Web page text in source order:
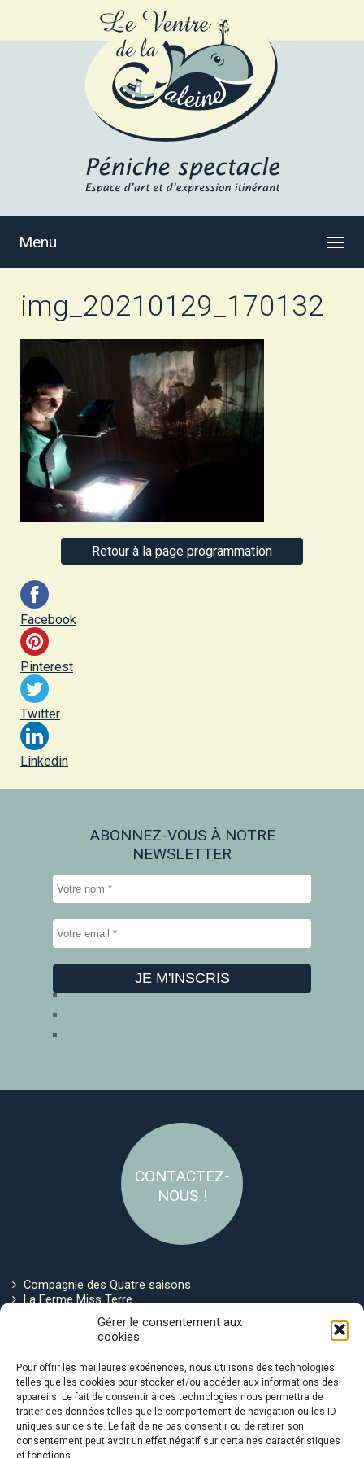
Gérer le consentement aux
cookies
Pour offrir les meilleures expériences, nous utilisons des technologies
telles que les cookies pour stocker et/ou accéder aux informations des
appareils. Le fait de consentir à ces technologies nous permettra de
traiter des données telles que le comportement de navigation ou les ID
uniques sur ce site. Le fait de ne pas consentir ou de retirer son
consentement peut avoir un effet négatif sur certaines caractéristiques
et fonctions.
Menu
img_20210129_170132
Retour à la page programmation
Facebook
Pinterest
Twitter
Linkedin
ABONNEZ-VOUS À NOTRE
NEWSLETTER
CONTACTEZ-
NOUS !
Compagnie des Quatre saisons
La Ferme Miss Terre
Politique de cookies